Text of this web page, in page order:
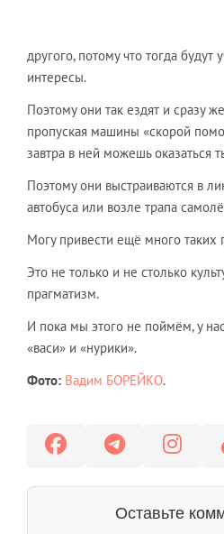
другого, потому что тогда будут
интересы.
Поэтому они так ездят и сразу
пропуская машины «скорой
завтра в ней можешь оказаться
Поэтому они выстраиваются в
автобуса или возле трапа
Могу привести ещё много таких
Это не только и не столько
прагматизм.
И пока мы этого не поймём, у
«васи» и «нурики».
Фото: Вадим БОРЕЙКО.
Оставьте